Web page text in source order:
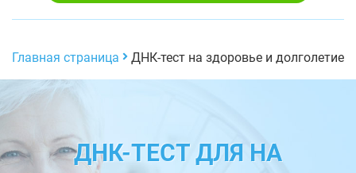
Главная страница ДНК-тест на здоровье и долголетие
ДНК-ТЕСТ ДЛЯ НА